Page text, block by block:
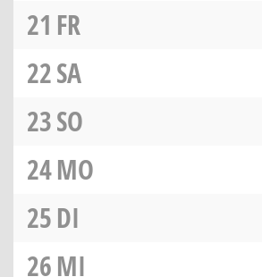
21 FR
22SA
23SO
24MO
25DI
26MI